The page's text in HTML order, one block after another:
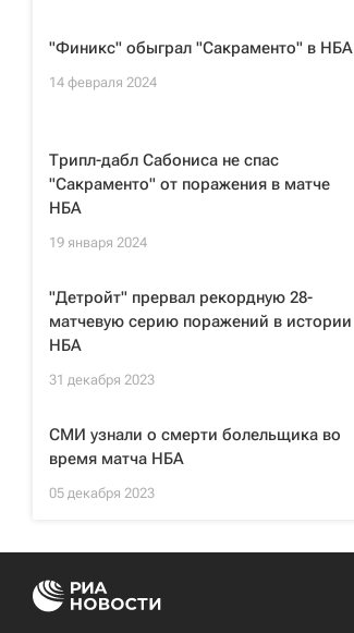
"Финикс" обыграл "Сакраменто" в НБА
14 февраля 2024
Трипл-дабл Сабониса не спас
"Сакраменто" от поражения в матче
НБА
19 января 2024
"Детройт" прервал рекордную 28-
матчевую серию поражений в истории
НБА
31 декабря 2023
СМИ узнали о смерти болельщика во
время матча НБА
05 декабря 2023